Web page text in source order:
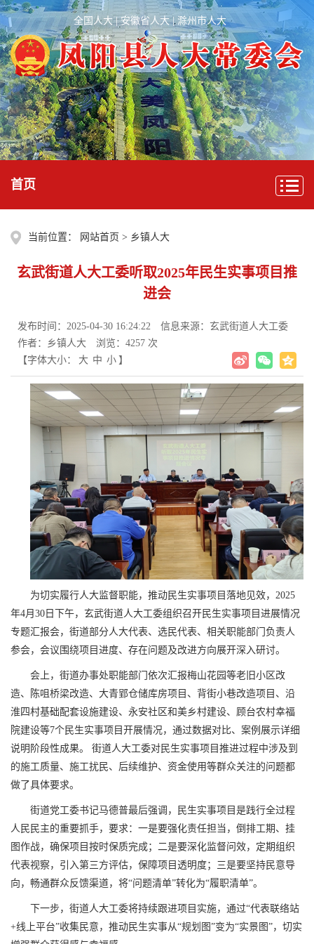
全国人大|安徽省人大| 滁州市人大
首页
当前位置： 网站首页 > 乡镇人大
玄武街道人大工委听取2025年民生实事项目推
进会
发布时间：2025-04-30 16:24:22
信息来源：玄武街道人大工委
作者：乡镇人大
浏览：4257 次
【字体大小：
大 中 小 】
为切实履行人大监督职能，推动民生实事项目落地见效，2025
年4月30日下午，玄武街道人大工委组织召开民生实事项目进展情况
专题汇报会，街道部分人大代表、选民代表、相关职能部门负责人
参会，会议围绕项目进度、存在问题及改进方向展开深入研讨。
会上，街道办事处职能部门依次汇报梅山花园等老旧小区改
造、陈咀桥梁改造、大青郢仓储库房项目、背街小巷改造项目、沿
淮四村基础配套设施建设、永安社区和美乡村建设、顾台农村幸福
院建设等7个民生实事项目开展情况，通过数据对比、案例展示详细
说明阶段性成果。 街道人大工委对民生实事项目推进过程中涉及到
的施工质量、施工扰民、后续维护、资金使用等群众关注的问题都
做了具体要求。
街道党工委书记马德普最后强调，民生实事项目是践行全过程
人民民主的重要抓手，要求：一是要强化责任担当，倒排工期、挂
图作战，确保项目按时保质完成；二是要深化监督问效，定期组织
代表视察，引入第三方评估，保障项目透明度；三是要坚持民意导
向，畅通群众反馈渠道，将“问题清单”转化为“履职清单”。
下一步，街道人大工委将持续跟进项目实施，通过“代表联络站
+线上平台”收集民意，推动民生实事从“规划图”变为“实景图”，切实